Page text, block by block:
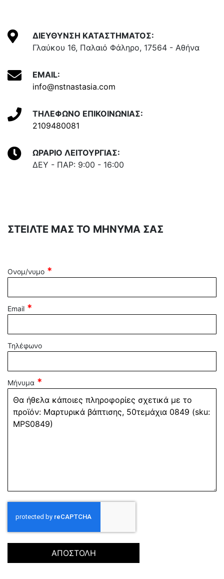
ΔΙΕΥΘΥΝΣΗ ΚΑΤΑΣΤΗΜΑΤΟΣ:
Γλαύκου 16, Παλαιό Φάληρο, 17564 - Αθήνα
EMAIL:
info@nstnastasia.com
ΤΗΛΕΦΩΝΟ ΕΠΙΚΟΙΝΩΝΙΑΣ:
2109480081
ΩΡΑΡΙΟ ΛΕΙΤΟΥΡΓΙΑΣ:
ΔΕΥ - ΠΑΡ: 9:00 - 16:00
ΣΤΕΙΛΤΕ ΜΑΣ ΤΟ ΜΗΝΥΜΑ ΣΑΣ
Ονομ/νυμο
Email
Τηλέφωνο
Μήνυμα
ΑΠΟΣΤΟΛΗ